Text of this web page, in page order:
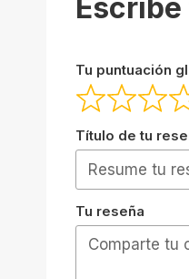
Tu puntuación
Título de tu
Tu reseña